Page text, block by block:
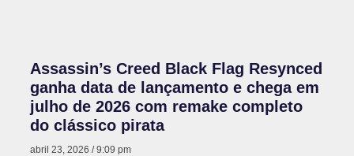
Assassin’s Creed Black Flag Resynced
ganha data de lançamento e chega em
julho de 2026 com remake completo
do clássico pirata
abril 23, 2026 9:09 pm